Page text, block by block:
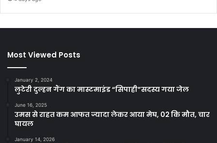
Most Viewed Posts
January 2, 2024
लुटेरी दुल्हन गैंग का मास्टमाइंड “सिपाही”सदस्य गया जेल
June 16, 2025
उमस से राहत कम आफत ज्यादा लेकर आया मेघ, 02 कि मौत, चार
घायल
January 14, 2026